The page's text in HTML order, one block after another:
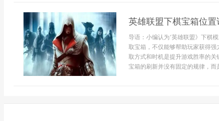
英雄联盟下棋宝箱位
导语：小编认为‘英雄联盟》下棋
取宝箱，不仅能够帮助玩家获得
取方式和时机是提升游戏胜率的
宝箱的刷新并没有固定的规律，而